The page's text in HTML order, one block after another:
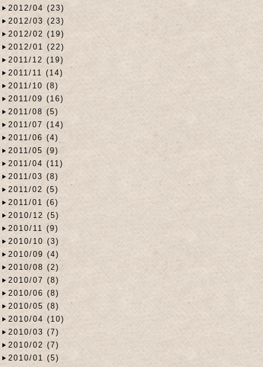
2012/04 (23)
2012/03 (23)
2012/02 (19)
2012/01 (22)
2011/12 (19)
2011/11 (14)
2011/10 (8)
2011/09 (16)
2011/08 (5)
2011/07 (14)
2011/06 (4)
2011/05 (9)
2011/04 (11)
2011/03 (8)
2011/02 (5)
2011/01 (6)
2010/12 (5)
2010/11 (9)
2010/10 (3)
2010/09 (4)
2010/08 (2)
2010/07 (8)
2010/06 (8)
2010/05 (8)
2010/04 (10)
2010/03 (7)
2010/02 (7)
2010/01 (5)